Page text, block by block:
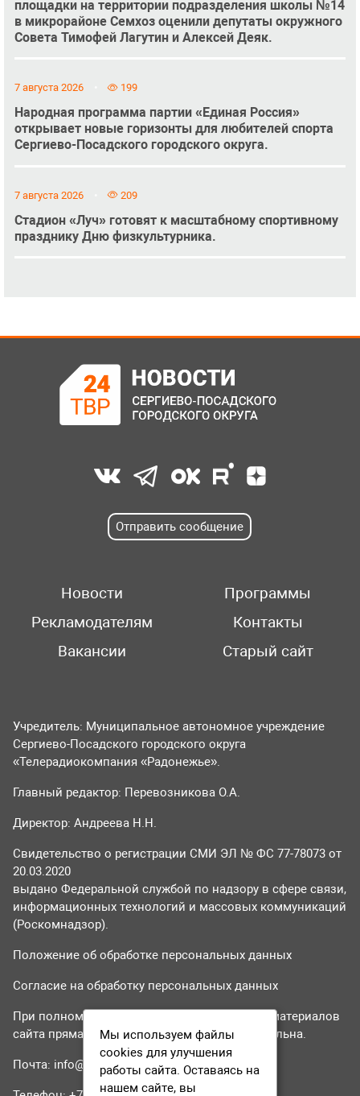
площадки на территории подразделения школы №14
в микрорайоне Семхоз оценили депутаты окружного
Совета Тимофей Лагутин и Алексей Деяк.
7 августа 2026 199
Народная программа партии «Единая Россия»
открывает новые горизонты для любителей спорта
Сергиево-Посадского городского округа.
7 августа 2026 209
Стадион «Луч» готовят к масштабному спортивному
празднику Дню физкультурника.
Отправить сообщение
Новости
Программы
Рекламодателям
Контакты
Вакансии
Старый сайт
Учредитель: Муниципальное автономное учреждение
Сергиево-Посадского городского округа
«Телерадиокомпания «Радонежье».
Главный редактор: Перевозникова О.А.
Директор: Андреева Н.Н.
Свидетельство о регистрации СМИ ЭЛ № ФС 77-78073 от
20.03.2020
выдано Федеральной службой по надзору в сфере связи,
информационных технологий и массовых коммуникаций
(Роскомнадзор).
Положение об обработке персональных данных
Согласие на обработку персональных данных
При полном или частичном использовании материалов
сайта прямая гиперссылка на tvr24.tv обязательна.
Почта: info@tvr24.tv
Мы используем файлы
cookies для улучшения
работы сайта. Оставаясь на
нашем сайте, вы